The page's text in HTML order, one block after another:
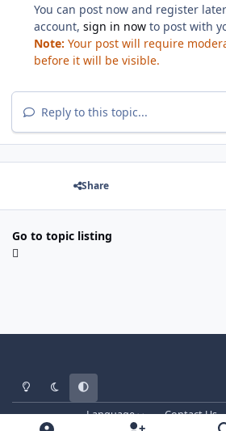
You can post now and register
account, sign in now to post with
Note: Your post will require
before it will be visible.
Reply to this topic...
Share
Go to topic listing
Light ModeDark ModeSystem Preference
Language Contact Us